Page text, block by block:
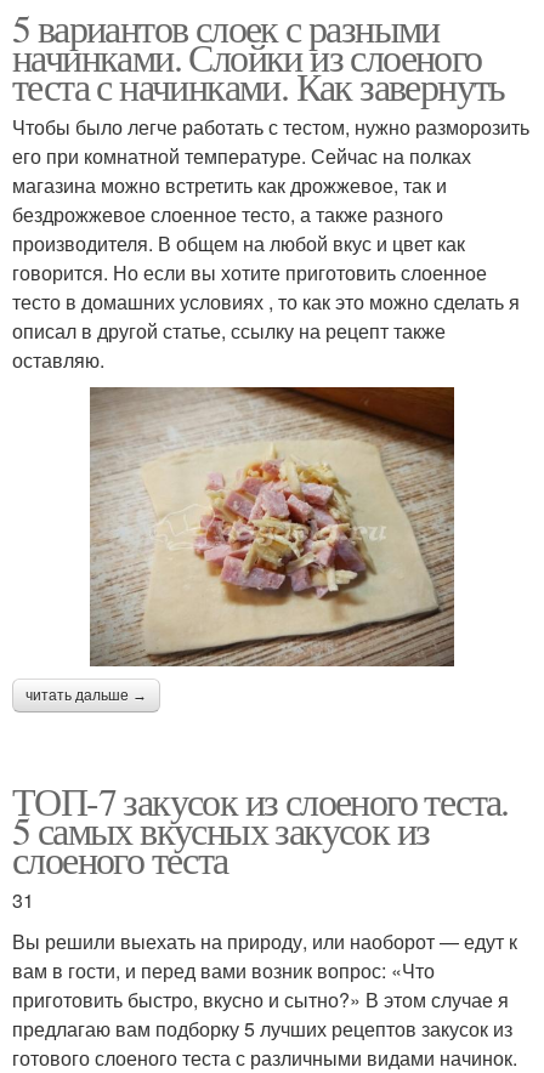
5 вариантов слоек с разными
начинками. Слойки из слоеного
теста с начинками. Как завернуть
Чтобы было легче работать с тестом, нужно разморозить
его при комнатной температуре. Сейчас на полках
магазина можно встретить как дрожжевое, так и
бездрожжевое слоенное тесто, а также разного
производителя. В общем на любой вкус и цвет как
говорится. Но если вы хотите приготовить слоенное
тесто в домашних условиях , то как это можно сделать я
описал в другой статье, ссылку на рецепт также
оставляю.
читать дальше →
ТОП-7 закусок из слоеного теста.
5 самых вкусных закусок из
слоеного теста
31
Вы решили выехать на природу, или наоборот — едут к
вам в гости, и перед вами возник вопрос: «Что
приготовить быстро, вкусно и сытно?» В этом случае я
предлагаю вам подборку 5 лучших рецептов закусок из
готового слоеного теста с различными видами начинок.